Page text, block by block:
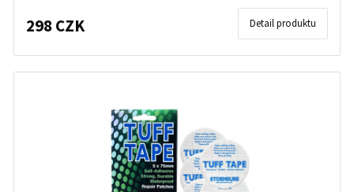
298 CZK Detail produktu